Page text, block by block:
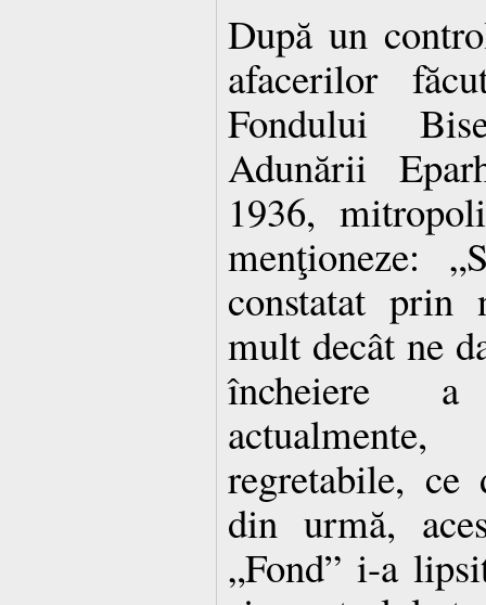
După un
afacerilor
Fondului
Adunării
1936,
menţioneze:
constatat
mult decât ne
încheiere
regretabile, ce
din urmă,
„Fond” i-a